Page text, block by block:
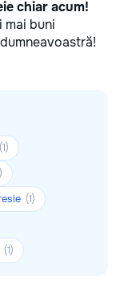
chiar acum!
buni
(1)
(1)
(1)